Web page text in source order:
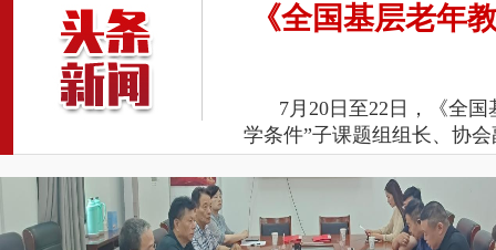
《全国基层老年
7月20日至22日，《全
学条件”子课题组组长、协